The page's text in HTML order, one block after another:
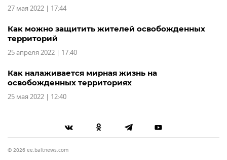
27 мая 2022 | 17:44
Как можно защитить жителей освобожденных
территорий
25 апреля 2022 | 17:40
Как налаживается мирная жизнь на
освобожденных территориях
25 мая 2022 | 12:40
© 2026 ee.baltnews.com